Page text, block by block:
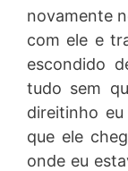
novamente
com ele e
escondido
tudo sem
direitinho
que ele
onde eu